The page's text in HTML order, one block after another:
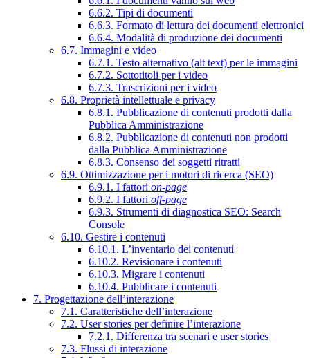
6.6.2. Tipi di documenti
6.6.3. Formato di lettura dei documenti elettronici
6.6.4. Modalità di produzione dei documenti
6.7. Immagini e video
6.7.1. Testo alternativo (alt text) per le immagini
6.7.2. Sottotitoli per i video
6.7.3. Trascrizioni per i video
6.8. Proprietà intellettuale e privacy
6.8.1. Pubblicazione di contenuti prodotti dalla
Pubblica Amministrazione
6.8.2. Pubblicazione di contenuti non prodotti
dalla Pubblica Amministrazione
6.8.3. Consenso dei soggetti ritratti
6.9. Ottimizzazione per i motori di ricerca (SEO)
6.9.1. I fattori on-page
6.9.2. I fattori off-page
6.9.3. Strumenti di diagnostica SEO: Search
Console
6.10. Gestire i contenuti
6.10.1. L’inventario dei contenuti
6.10.2. Revisionare i contenuti
6.10.3. Migrare i contenuti
6.10.4. Pubblicare i contenuti
7. Progettazione dell’interazione
7.1. Caratteristiche dell’interazione
7.2. User stories per definire l’interazione
7.2.1. Differenza tra scenari e user stories
7.3. Flussi di interazione